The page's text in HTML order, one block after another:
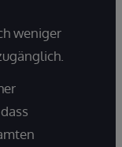
weniger